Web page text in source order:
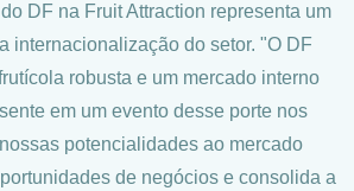
DF na Fruit Attraction representa um
internacionalização do setor. "O DF
robusta e um mercado interno
em um evento desse porte nos
potencialidades ao mercado
de negócios e consolida a